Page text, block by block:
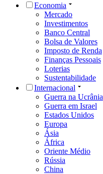
Economia
Mercado
Investimentos
Banco Central
Bolsa de Valores
Imposto de Renda
Finanças Pessoais
Loterias
Sustentabilidade
Internacional
Guerra na Ucrânia
Guerra em Israel
Estados Unidos
Europa
Ásia
África
Oriente Médio
Rússia
China